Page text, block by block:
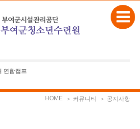
연합캠프
연합캠프
HOME ＞ 커뮤니티 ＞ 공지사항
스케치북5
스케치북5